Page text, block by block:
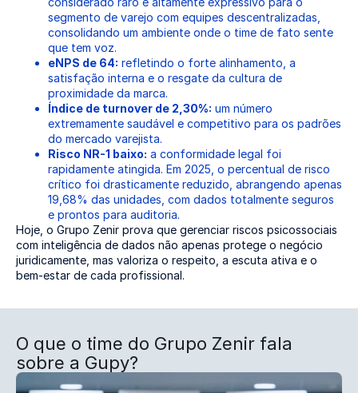
segmento de varejo com equipes descentralizadas,
consolidando um ambiente onde o time de fato sente
que tem voz.
eNPS de 64: refletindo o forte alinhamento, a
satisfação interna e o resgate da cultura de
proximidade da marca.
Índice de turnover de 2,30%: um número
extremamente saudável e competitivo para os padrões
do mercado varejista.
Risco NR-1 baixo: a conformidade legal foi
rapidamente atingida. Em 2025, o percentual de risco
crítico foi drasticamente reduzido, abrangendo apenas
19,68% das unidades, com dados totalmente seguros
e prontos para auditoria.
Hoje, o Grupo Zenir prova que gerenciar riscos psicossociais
com inteligência de dados não apenas protege o negócio
juridicamente, mas valoriza o respeito, a escuta ativa e o
bem-estar de cada profissional.
O que o time do Grupo Zenir fala
sobre a Gupy?